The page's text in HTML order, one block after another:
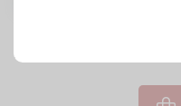
kleur | 3 stuks